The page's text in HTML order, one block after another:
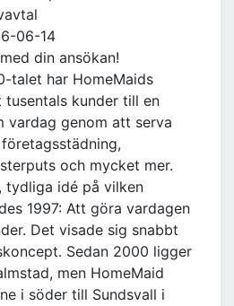
06-14
din ansökan!
talet har HomeMaids
tusentals kunder till en
vardag genom att serva
och mycket mer.
tydliga idé på vilken
1997: Att göra vardagen
Det visade sig snabbt
Sedan 2000 ligger
men HomeMaid
i söder till Sundsvall i